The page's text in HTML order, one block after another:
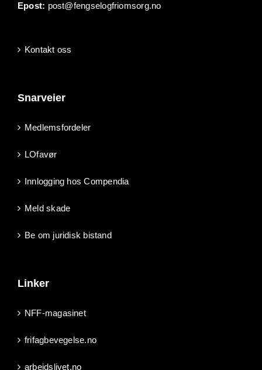
Epost: post@fengselogfriomsorg.no
Kontakt oss
Snarveier
Medlemsfordeler
LOfavør
Innlogging hos Compendia
Meld skade
Be om juridisk bistand
Linker
NFF-magasinet
frifagbevegelse.no
arbeidslivet.no